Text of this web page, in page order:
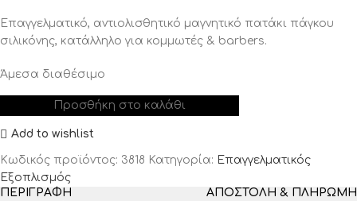
Επαγγελματικό, αντιολισθητικό μαγνητικό πατάκι πάγκου
σιλικόνης, κατάλληλο για κομμωτές & barbers.
Άμεσα διαθέσιμο
Προσθήκη στο καλάθι
Add to wishlist
Κωδικός προϊόντος: 3818 Κατηγορία: Επαγγελματικός
Εξοπλισμός
ΠΕΡΙΓΡΑΦΉ
ΑΠΟΣΤΟΛΉ & ΠΛΗΡΩΜΉ